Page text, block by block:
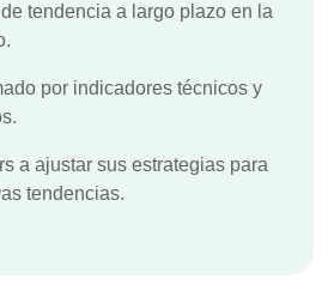
tendencia a largo plazo en la
por indicadores técnicos y
a ajustar sus estrategias para
tendencias.